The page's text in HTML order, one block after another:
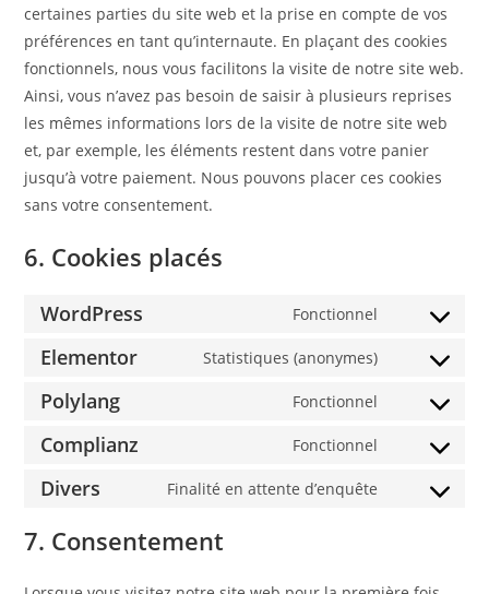
certaines parties du site web et la prise en compte de vos
préférences en tant qu’internaute. En plaçant des cookies
fonctionnels, nous vous facilitons la visite de notre site web.
Ainsi, vous n’avez pas besoin de saisir à plusieurs reprises
les mêmes informations lors de la visite de notre site web
et, par exemple, les éléments restent dans votre panier
jusqu’à votre paiement. Nous pouvons placer ces cookies
sans votre consentement.
6. Cookies placés
WordPress Fonctionnel
Elementor Statistiques (anonymes)
Polylang Fonctionnel
Complianz Fonctionnel
Divers Finalité en attente d’enquête
7. Consentement